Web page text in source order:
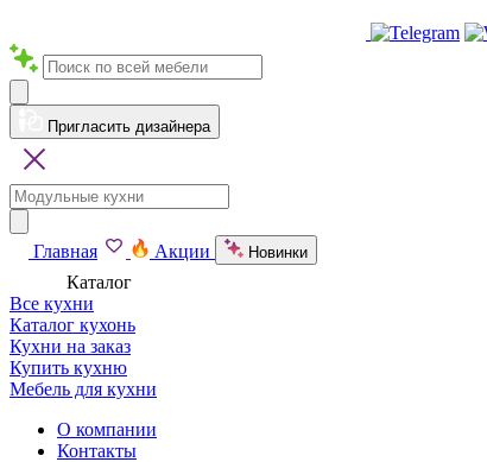
Пригласить дизайнера
Главная Акции Новинки
Каталог
Все кухни
Каталог кухонь
Кухни на заказ
Купить кухню
Мебель для кухни
О компании
Контакты